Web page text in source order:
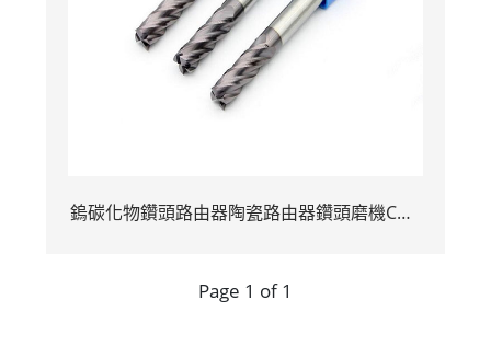
鎢碳化物鑽頭路由器陶瓷路由器鑽頭磨機CNC
Page 1 of 1